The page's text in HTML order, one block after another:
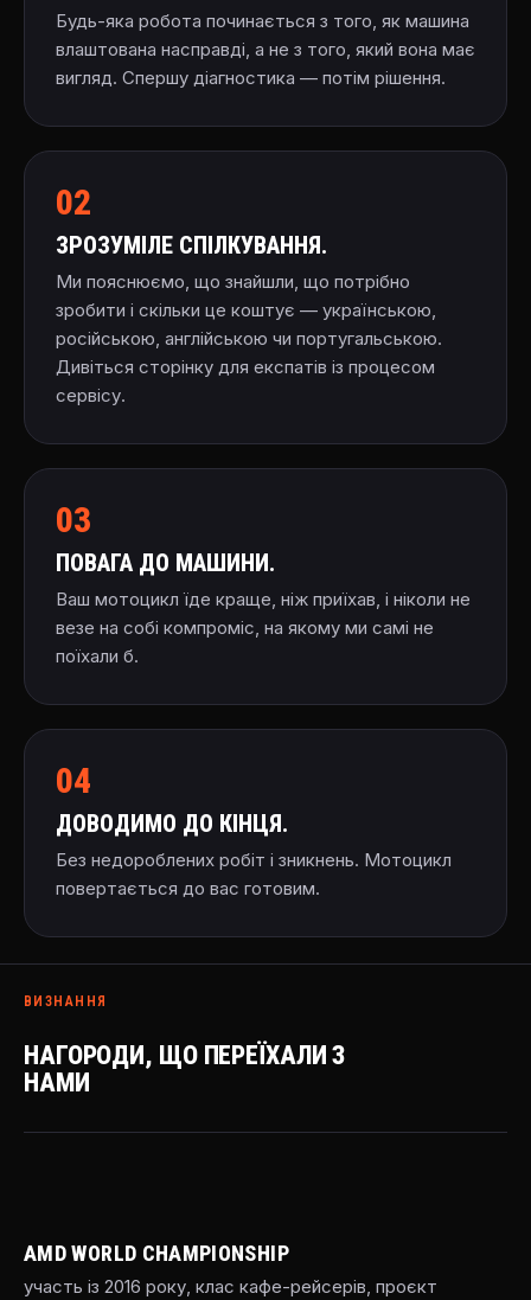
Будь-яка робота починається з того, як машина
влаштована насправді, а не з того, який вона має
вигляд. Спершу діагностика — потім рішення.
02
ЗРОЗУМІЛЕ СПІЛКУВАННЯ.
Ми пояснюємо, що знайшли, що потрібно
зробити і скільки це коштує — українською,
російською, англійською чи португальською.
Дивіться сторінку для експатів із процесом
сервісу.
03
ПОВАГА ДО МАШИНИ.
Ваш мотоцикл їде краще, ніж приїхав, і ніколи не
везе на собі компроміс, на якому ми самі не
поїхали б.
04
ДОВОДИМО ДО КІНЦЯ.
Без недороблених робіт і зникнень. Мотоцикл
повертається до вас готовим.
ВИЗНАННЯ
НАГОРОДИ, ЩО ПЕРЕЇХАЛИ З
НАМИ
AMD WORLD CHAMPIONSHIP
участь із 2016 року, клас кафе-рейсерів, проєкт